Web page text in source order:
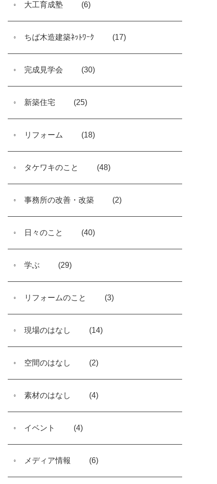
大工育成塾 (6)
ちば木造建築ﾈｯﾄﾜｰｸ (17)
完成見学会 (30)
新築住宅 (25)
リフォーム (18)
タケワキのこと (48)
事務所の改善・改築 (2)
日々のこと (40)
学ぶ (29)
リフォームのこと (3)
現場のはなし (14)
空間のはなし (2)
素材のはなし (4)
イベント (4)
メディア情報 (6)